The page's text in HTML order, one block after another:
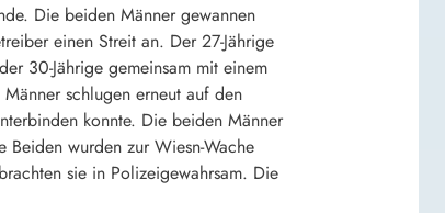
Die beiden Männer gewannen
einen Streit an. Der 27-Jährige
30-Jährige gemeinsam mit einem
schlugen erneut auf den
konnte. Die beiden Männer
wurden zur Wiesn-Wache
sie in Polizeigewahrsam. Die